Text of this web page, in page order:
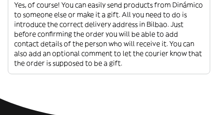
Yes, of course! You can easily send products from Dinámico
to someone else or make it a gift. All you need to do is
introduce the correct delivery address in Bilbao. Just
before confirming the order you will be able to add
contact details of the person who will receive it. You can
also add an optional comment to let the courier know that
the order is supposed to be a gift.